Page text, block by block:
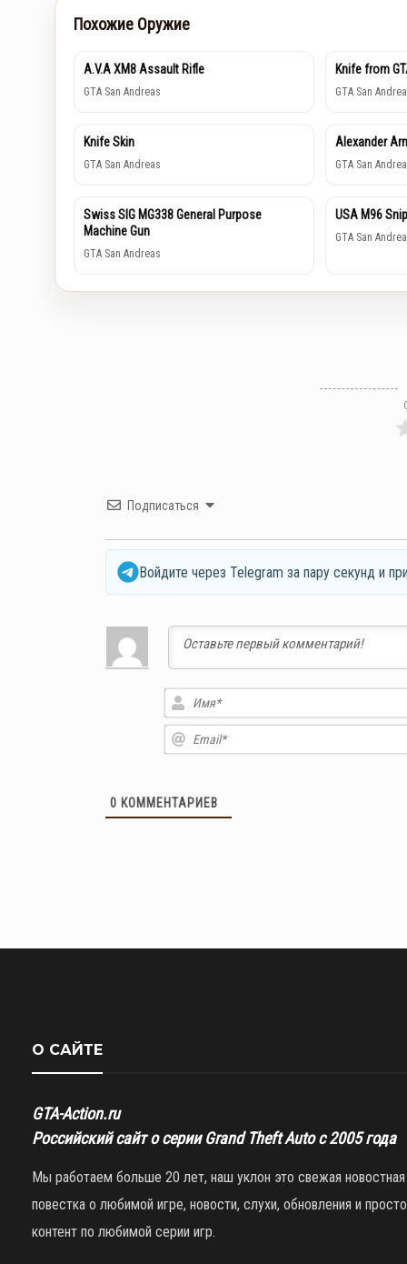
Похожие Оружие
A.V.A XM8 Assault Rifle
GTA San Andreas
Knife from
GTA San
Knife Skin
GTA San Andreas
Alexander
GTA San
Swiss SIG MG338 General Purpose
Machine Gun
GTA San Andreas
USA M96
GTA San
Подписаться
Войдите через Telegram за пару секунд и
0 КОММЕНТАРИЕВ
О САЙТЕ
GTA-Action.ru
Российский сайт о серии Grand Theft Auto с 2005 года
Мы работаем больше 20 лет, наш уклон это свежая новостная
повестка о любимой игре, новости, слухи, обновления и просто
контент по любимой серии игр.